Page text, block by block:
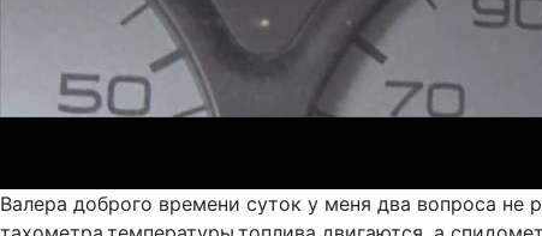
Валера доброго времени суток у меня два вопроса